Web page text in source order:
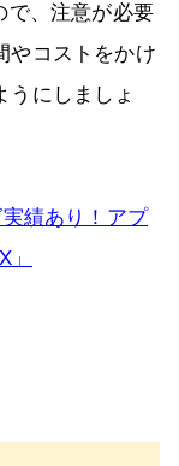
で、注意が必要
やコストをかけ
うにしましょ
績あり！アプ